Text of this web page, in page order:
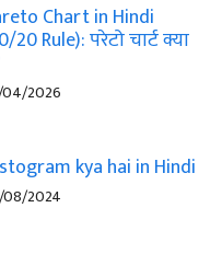
Chart in Hindi
20 Rule): परेटो चार्ट क्या
04/2026
kya hai in Hindi
2024